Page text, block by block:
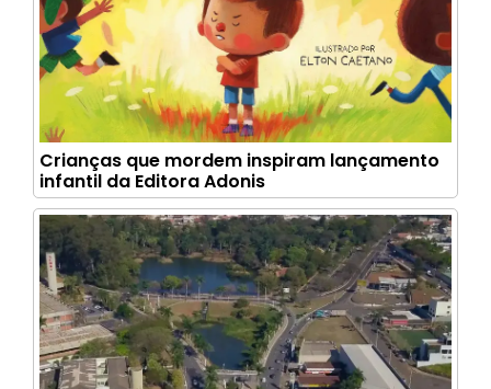
Crianças que mordem inspiram lançamento
infantil da Editora Adonis